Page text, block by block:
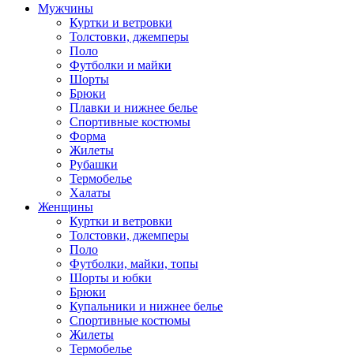
Мужчины
Куртки и ветровки
Толстовки, джемперы
Поло
Футболки и майки
Шорты
Брюки
Плавки и нижнее белье
Спортивные костюмы
Форма
Жилеты
Рубашки
Термобелье
Халаты
Женщины
Куртки и ветровки
Толстовки, джемперы
Поло
Футболки, майки, топы
Шорты и юбки
Брюки
Купальники и нижнее белье
Спортивные костюмы
Жилеты
Термобелье